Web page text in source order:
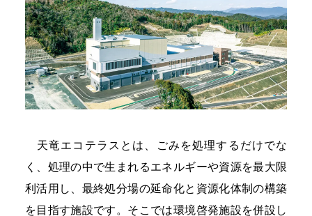
天竜エコテラスとは、ごみを処理するだけでな
く、処理の中で生まれるエネルギーや資源を最大限
利活用し、最終処分場の延命化と資源化体制の構築
を目指す施設です。そこでは環境啓発施設を併設し